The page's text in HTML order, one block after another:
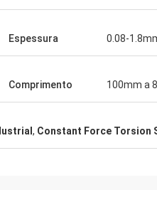
Espessura 0.08-
Comprimento 100mm a
, Constant Force Torsion